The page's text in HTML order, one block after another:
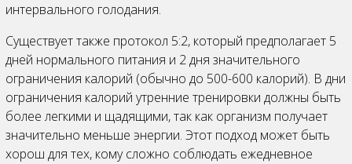
интервального голодания.
Существует также протокол 5:2, который предполагает 5
дней нормального питания и 2 дня значительного
ограничения калорий (обычно до 500-600 калорий). В дни
ограничения калорий утренние тренировки должны быть
более легкими и щадящими, так как организм получает
значительно меньше энергии. Этот подход может быть
хорош для тех, кому сложно соблюдать ежедневное